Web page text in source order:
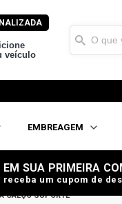
veículo
EMBREAGEM
SUA PRIMEIRA
receba um cupom de
CALÇO SUPORTE